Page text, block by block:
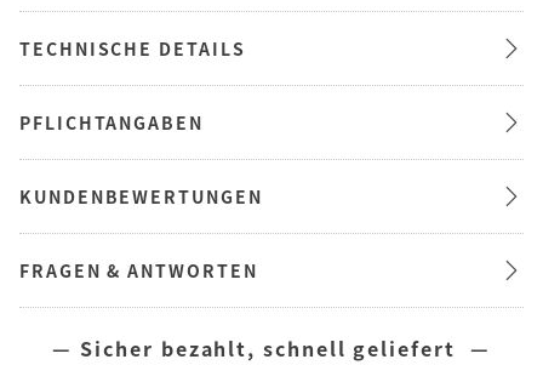
TECHNISCHE DETAILS
PFLICHTANGABEN
KUNDENBEWERTUNGEN
FRAGEN & ANTWORTEN
— Sicher bezahlt, schnell geliefert —